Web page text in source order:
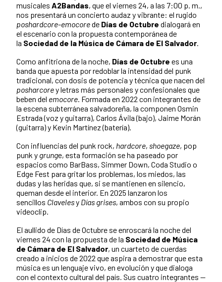
musicales A2Bandas, que el viernes 24, a las 7:00 p. m.,
nos presentará un concierto audaz y vibrante: el rugido
poshardcore-emocorede Días de Octubre dialogará en
el escenario con la propuesta contemporánea de
la Sociedad de la Música de Cámara de El Salvador.
Como anfitriona de la noche, Días de Octubre es una
banda que apuesta por redoblar la intensidad del punk
tradicional, con dosis de potencia y técnica que nacen del
posharcorey letras más personales y confesionales que
beben del emocore. Formada en 2022 con integrantes de
la escena subterránea salvadoreña, la componen Osmin
Estrada (voz y guitarra), Carlos Ávila (bajo), Jaime Morán
(guitarra) y Kevin Martínez (batería).
Con influencias del punk rock, hardcore, shoegaze, pop
punk y grunge, esta formación se ha paseado por
espacios como BarBass, Simmer Down, Coda Studio o
Edge Fest para gritar los problemas, los miedos, las
dudas y las heridas que, si se mantienen en silencio,
queman desde el interior. En 2025 lanzaron los
sencillos Clavelesy Días grises, ambos con su propio
videoclip.
El aullido de Días de Octubre se enroscará la noche del
viernes 24 con la propuesta de la Sociedad de Música
de Cámara de El Salvador, un cuarteto de cuerdas
creado a inicios de 2022 que aspira a demostrar que esta
música es un lenguaje vivo, en evolución y que dialoga
con el contexto cultural del país. Sus cuatro integrantes —